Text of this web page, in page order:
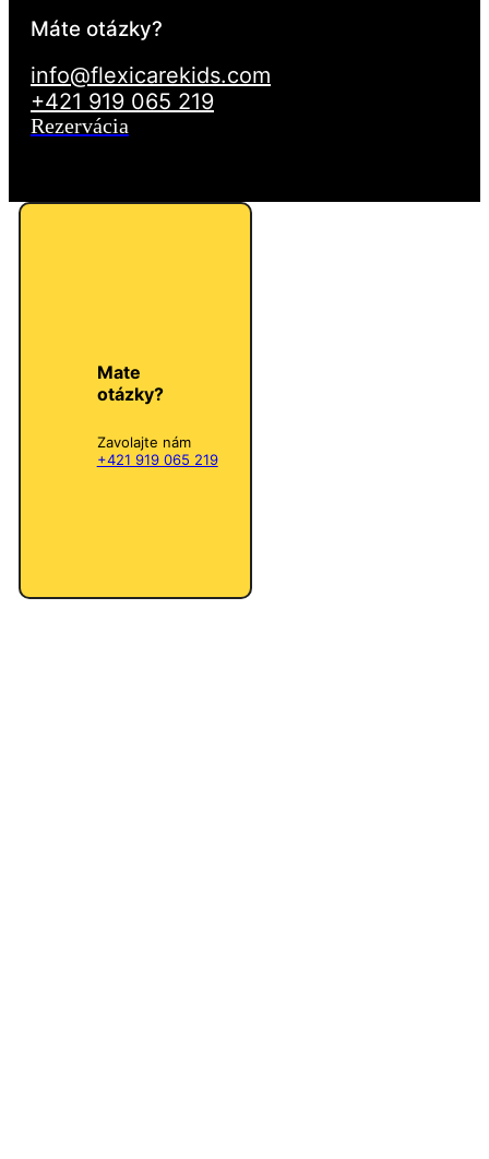
Máte otázky?
info@flexicarekids.com
+421 919 065 219
Rezervácia
Mate
otázky?
Zavolajte nám
+421 919 065 219